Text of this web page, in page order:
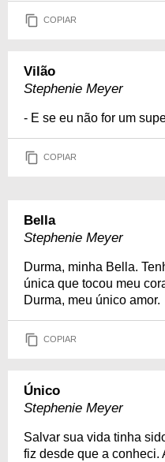
COPIAR
Vilão
Stephenie Meyer
- E se eu não for um
COPIAR
Bella
Stephenie Meyer
Durma, minha Bella.
única que tocou meu
Durma, meu único amor.
COPIAR
Único
Stephenie Meyer
Salvar sua vida tinha
fiz desde que a conheci.